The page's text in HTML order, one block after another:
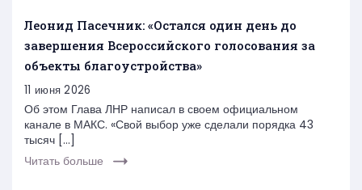
Леонид Пасечник: «Остался один день до
завершения Всероссийского голосования за
объекты благоустройства»
11 июня 2026
Об этом Глава ЛНР написал в своем официальном
канале в МАКС. «Свой выбор уже сделали порядка 43
тысяч […]
Читать больше